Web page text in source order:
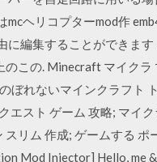
mcヘリコプターmod作
に編集することができます
のこの. Minecraft マイクラ
ぼれないマインクラフト
エスト ゲーム 攻略; マイク
スリム 作成; ゲームする ポ
Mod Injector] Hello, me &